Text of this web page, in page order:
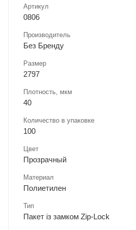
Артикул
0806
Производитель
Без Бренду
Размер
2797
Плотность, мкм
40
Количество в упаковке
100
Цвет
Прозрачный
Материал
Полиетилен
Тип
Пакет із замком Zip-Lock